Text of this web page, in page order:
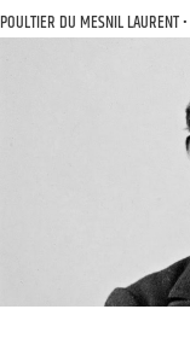
POULTIER DU MESNIL LAURENT